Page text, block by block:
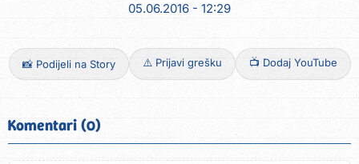
05.06.2016 - 12:29
📸 Podijeli na Story ⚠️ Prijavi grešku 📺 Dodaj YouTube
Komentari (0)